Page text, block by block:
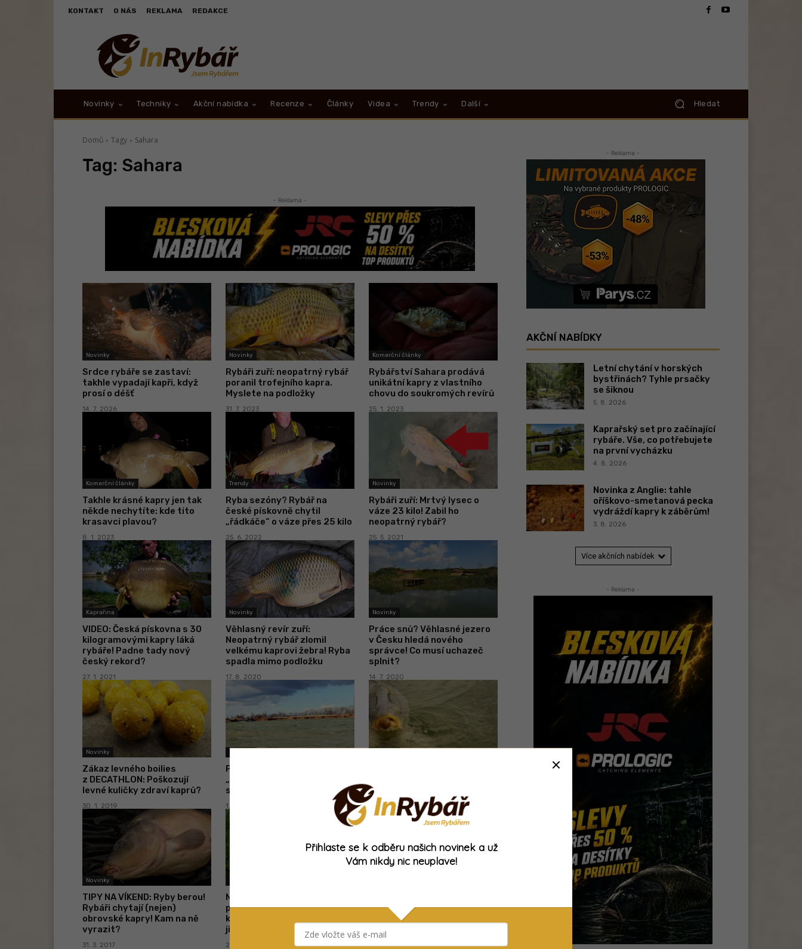
KONTAKT O NÁS REKLAMA REDAKCE
Novinky Techniky Akční nabídka Recenze Články Videa Trendy Další Hledat
Domů Tagy Sahara
Tag: Sahara
- Reklama -
Novinky
Srdce rybáře se zastaví:
takhle vypadají kapři, když
prosí o déšť
14. 7. 2026
Novinky
Rybáři zuří: neopatrný rybář
poranil trofejního kapra.
Myslete na podložky
31. 7. 2023
Komerční články
Rybářství Sahara prodává
unikátní kapry z vlastního
chovu do soukromých revírů
25. 1. 2023
Komerční články
Takhle krásné kapry jen tak
někde nechytíte: kde tito
krasavci plavou?
8. 1. 2023
Trendy
Ryba sezóny? Rybář na
české pískovně chytil
„řádkáče“ o váze přes 25 kilo
25. 6. 2022
Novinky
Rybáři zuří: Mrtvý lysec o
váze 23 kilo! Zabil ho
neopatrný rybář?
25. 5. 2021
Kaprařina
VIDEO: Česká pískovna s 30
kilogramovými kapry láká
rybáře! Padne tady nový
český rekord?
27. 1. 2021
Novinky
Věhlasný revír zuří:
Neopatrný rybář zlomil
velkému kaprovi žebra! Ryba
spadla mimo podložku
17. 8. 2020
Novinky
Práce snů? Věhlasné jezero
v Česku hledá nového
správce! Co musí uchazeč
splnit?
14. 7. 2020
Novinky
Zákaz levného boilies
z DECATHLON: Poškozují
levné kuličky zdraví kaprů?
30. 1. 2019
Práce snů! Věhlasný
„soukromák“ Sahara hledá
správce! Máte zájem?
1. 12. 2017
chytají obrovské ryby!
25. 4. 2017
Novinky
TIPY NA VÍKEND: Ryby berou!
Rybáři chytají (nejen)
obrovské kapry! Kam na ně
vyrazit?
31. 3. 2017
NÁDHERNÍ KAPŘI: Do české
pískovny vysadili unikátní
kapry! Tyhle ryby u nás nikde
jinde nechytíte!
21. 3. 2017
11. 8. 2016
- Reklama -
AKČNÍ NABÍDKY
Letní chytání v horských
bystřinách? Tyhle prsačky
se šiknou
5. 8. 2026
Kaprařský set pro začínající
rybáře. Vše, co potřebujete
na první vycházku
4. 8. 2026
Novinka z Anglie: tahle
oříškovo-smetanová pecka
vydráždí kapry k záběrům!
3. 8. 2026
Více akčních nabídek
- Reklama -
Přihlaste se k odběru našich novinek a už
Vám nikdy nic neuplave!